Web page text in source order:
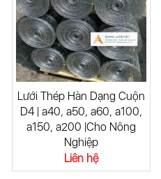
Lưới Thép Hàn Dạng Cuộn
D4 | a40, a50, a60, a100,
a150, a200 |Cho Nông
Nghiệp
Liên hệ